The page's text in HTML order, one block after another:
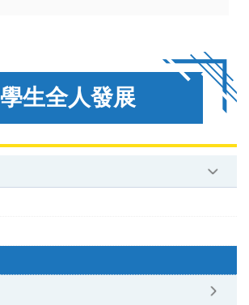
學生全人發展